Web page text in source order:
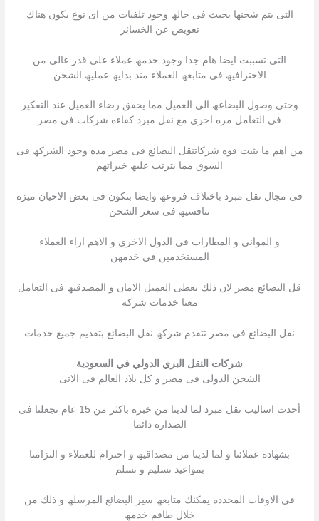
التى یتم شحنھا بحیث فى حالھ وجود تلفیات من اى نوع یكون ھناك
تعویض عن الخسائر
التى تسببت ایضا ھام جدا وجود خدمھ عملاء على قدر عالى من
الاحترافیھ فى متابعھ العملاء منذ بدایھ عملیھ الشحن
وحتى وصول البضاعھ الى العمیل مما یحقق رضاء العمیل عند التفكیر
فى التعامل مره اخرى مع نقل مبرد كفاءه شركات فى مصر
من اھم ما یثبت قوه شركاتنقل البضائع فى مصر مده وجود الشركھ فى
السوق مما یترتب علیھ خبراتھم
فى مجال نقل مبرد باختلاف فروعھ وایضا بتكون فى بعض الاحیان میزه
تنافسیھ فى سعر الشحن
و الموانى و المطارات فى الدول الاخرى و الاھم اراء العملاء
المستخدمین فى خدمھن
قل البضائع مصر لان ذلك یعطى العمیل الامان و المصدقیھ فى التعامل
معنا خدمات شركة
نقل البضائع فى مصر تتقدم شركھ نقل البضائع بتقدیم جمیع خدمات
شركات النقل البري الدولي في السعودية
الشحن الدولى فى مصر و كل بلاد العالم فى الاتى
أحدث اسالیب نقل مبرد لما لدینا من خبره باكثر من 15 عام تجعلنا فى
الصداره دائما
بشھاده عملائنا و لما لدینا من مصداقیھ و احترام للعملاء و التزامنا
بمواعید تسلیم و تسلم
فى الاوقات المحدده یمكنك متابعھ سیر البضائع المرسلھ و ذلك من
خلال طاقم خدمھ